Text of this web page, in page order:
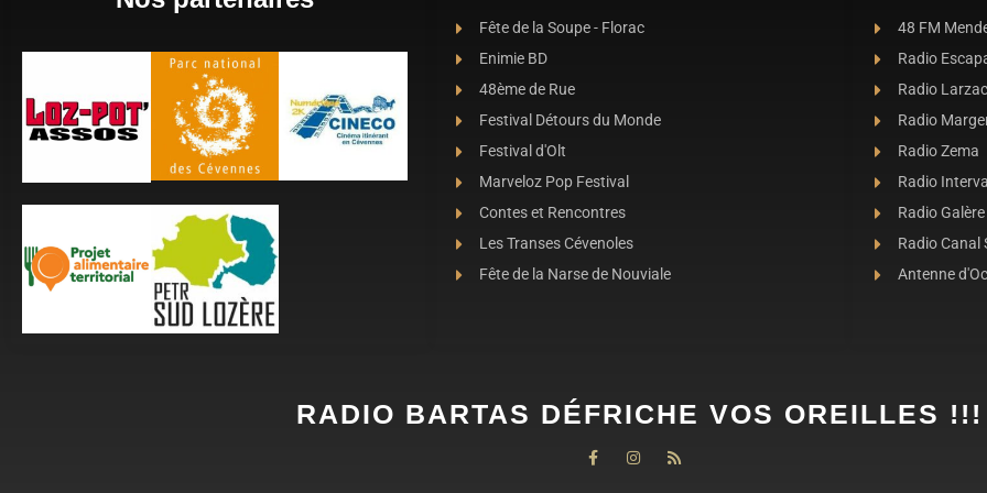
Fête de la Soupe - Florac
Enimie BD
48ème de Rue
Festival Détours du Monde
Festival d'Olt
Marveloz Pop Festival
Contes et Rencontres
Les Transes Cévenoles
Fête de la Narse de Nouviale
48 FM
Radio
Radio Larzac
Radio
Radio Zema
Radio Interval
Radio Galère
Radio Canal
Antenne d'Oc
RADIO BARTAS DÉFRICHE VOS OREILLES !!!